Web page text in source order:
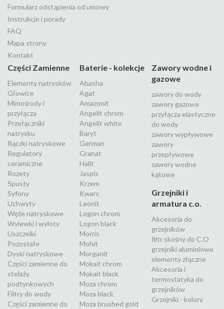
Formularz odstąpienia od umowy
Instrukcje i porady
FAQ
Mapa strony
Kontakt
Części Zamienne
Elementy natrysków
Głowice
Mimośrody i
przyłącza
Przełączniki
natrysku
Rączki natryskowe
Regulatory
ceramiczne
Rozety
Spusty
Syfony
Uchwyty
Węże natryskowe
Wylewki i wyloty
Uszczelki
Pozostałe
Dyski natryskowe
Części zamienne do
stelaży
podtynkowych
Filtry do wody
Części zamienne do
Baterie - kolekcje
Abasha
Agat
Amazonit
Angelit chrom
Angelit white
Baryt
German
Granat
Halit
Jaspis
Krzem
Kwarc
Leonit
Logon chrom
Logon black
Morris
Mohit
Morganit
Mokait chrom
Mokait black
Moza chrom
Moza black
Moza brushed gold
Zawory wodne i
gazowe
zawory do wody
zawory gazowe
przyłącza elastyczne
do wody
zawory wypływowe
zawory
przepływowe
zawory wodne
kątowe
Grzejniki i
armatura c.o.
Akcesoria do
grzejników
filtr skośny do C.O
grzejniki aluminiowe
elementy złączne
Akcesoria i
termostatyka do
grzejników
Grzejniki - kolory